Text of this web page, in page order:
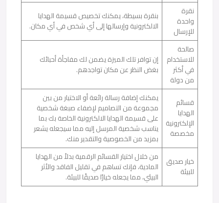
نقرة
واحدة
للإرسال
بنقرة بسيطة، يمكنك تخصيص قسيمة الهدايا
الالكترونية وإرسالها إلى أي شخص في أي مكان.
صالحة
للاستخدام
في أكثر
من دولة
إن توافر تلك الميزة يضمن لك مفاجأة أحبائك
بغض النظر عن مكان تواجدهم.
قسائم
الهدايا
الإلكترونية
مخصصة
يمكنك إضافة رسالة رائعة أو الاختيار من بين
مجموعة من التصاميم لإضفاء صبغة شخصية
على قسيمة الهدايا الالكترونية الخاصة بك بما
يناسب شخصية المرسل إليه مما سيجعله يشعر
بمزيد من الخصوصية والتقدير منك.
خيار صديق
للبيئة
من خلال اختيار القسائم الرقمية بدلاً من الهدايا
المادية، فإنك تساهم في تقليل الفاقد والأثر
البيئي، مما يجعله خيارًا صديقًا للبيئة.